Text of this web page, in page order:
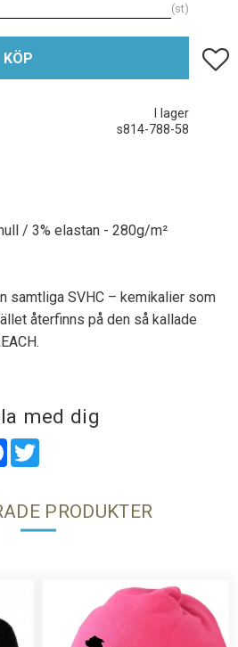
st
KÖP Lägg
I lager
s814-788-58
/ 3% elastan - 280g/m²
samtliga SVHC – kemikalier som
återfinns på den så kallade
med dig
Facebook
PRODUKTER